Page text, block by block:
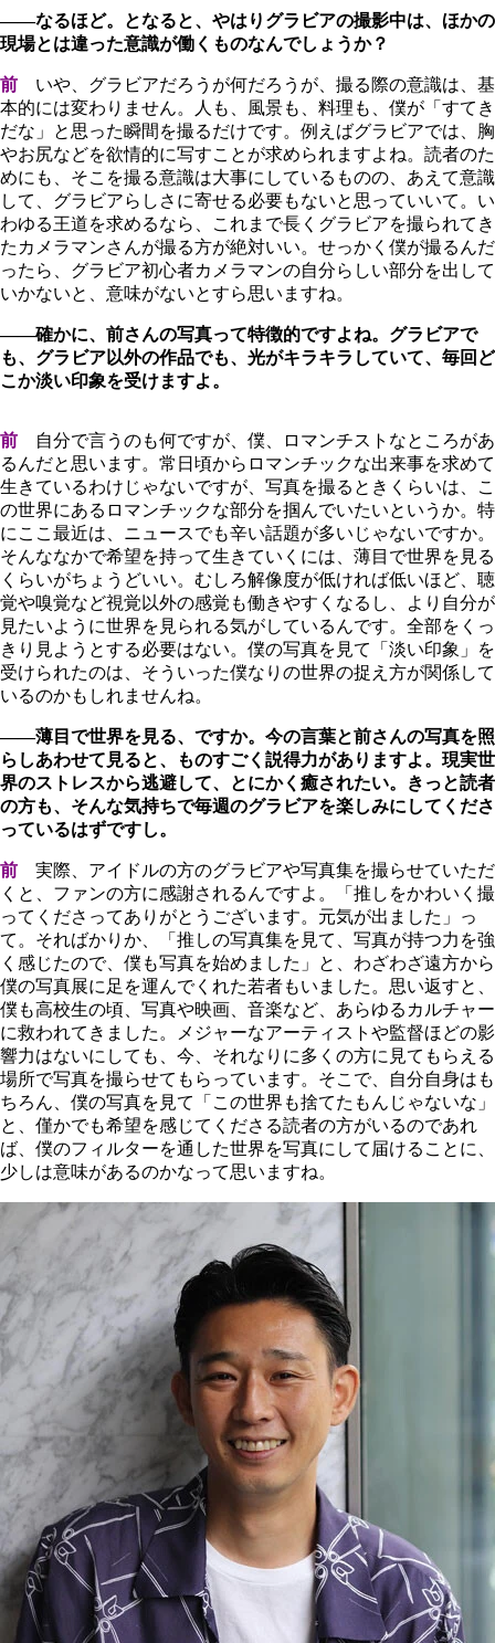
――なるほど。となると、やはりグラビアの撮影中は、ほかの
現場とは違った意識が働くものなんでしょうか？
前 いや、グラビアだろうが何だろうが、撮る際の意識は、基
本的には変わりません。人も、風景も、料理も、僕が「すてき
だな」と思った瞬間を撮るだけです。例えばグラビアでは、胸
やお尻などを欲情的に写すことが求められますよね。読者のた
めにも、そこを撮る意識は大事にしているものの、あえて意識
して、グラビアらしさに寄せる必要もないと思っていいて。い
わゆる王道を求めるなら、これまで長くグラビアを撮られてき
たカメラマンさんが撮る方が絶対いい。せっかく僕が撮るんだ
ったら、グラビア初心者カメラマンの自分らしい部分を出して
いかないと、意味がないとすら思いますね。
――確かに、前さんの写真って特徴的ですよね。グラビアで
も、グラビア以外の作品でも、光がキラキラしていて、毎回ど
こか淡い印象を受けますよ。
前 自分で言うのも何ですが、僕、ロマンチストなところがあ
るんだと思います。常日頃からロマンチックな出来事を求めて
生きているわけじゃないですが、写真を撮るときくらいは、こ
の世界にあるロマンチックな部分を掴んでいたいというか。特
にここ最近は、ニュースでも辛い話題が多いじゃないですか。
そんななかで希望を持って生きていくには、薄目で世界を見る
くらいがちょうどいい。むしろ解像度が低ければ低いほど、聴
覚や嗅覚など視覚以外の感覚も働きやすくなるし、より自分が
見たいように世界を見られる気がしているんです。全部をくっ
きり見ようとする必要はない。僕の写真を見て「淡い印象」を
受けられたのは、そういった僕なりの世界の捉え方が関係して
いるのかもしれませんね。
――薄目で世界を見る、ですか。今の言葉と前さんの写真を照
らしあわせて見ると、ものすごく説得力がありますよ。現実世
界のストレスから逃避して、とにかく癒されたい。きっと読者
の方も、そんな気持ちで毎週のグラビアを楽しみにしてくださ
っているはずですし。
前 実際、アイドルの方のグラビアや写真集を撮らせていただ
くと、ファンの方に感謝されるんですよ。「推しをかわいく撮
ってくださってありがとうございます。元気が出ました」っ
て。そればかりか、「推しの写真集を見て、写真が持つ力を強
く感じたので、僕も写真を始めました」と、わざわざ遠方から
僕の写真展に足を運んでくれた若者もいました。思い返すと、
僕も高校生の頃、写真や映画、音楽など、あらゆるカルチャー
に救われてきました。メジャーなアーティストや監督ほどの影
響力はないにしても、今、それなりに多くの方に見てもらえる
場所で写真を撮らせてもらっています。そこで、自分自身はも
ちろん、僕の写真を見て「この世界も捨てたもんじゃないな」
と、僅かでも希望を感じてくださる読者の方がいるのであれ
ば、僕のフィルターを通した世界を写真にして届けることに、
少しは意味があるのかなって思いますね。